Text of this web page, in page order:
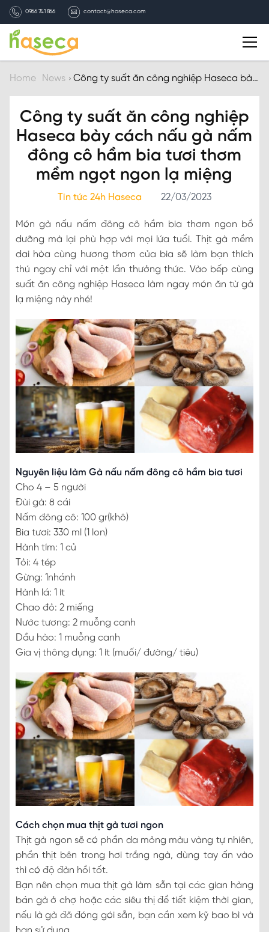
0966 741 866 contact@haseca.com
Introduction
Why Haseca
Services
HASECA news
Contact
Home News
Công ty suất ăn công nghiệp Haseca bày
Công ty suất ăn công nghiệp
Haseca bày cách nấu gà nấm
đông cô hầm bia tươi thơm
mềm ngọt ngon lạ miệng
Tin tức 24h Haseca 22/03/2023
Món gà nấu nấm đông cô hầm bia thơm ngon bổ
dưỡng mà lại phù hợp với mọi lứa tuổi. Thịt gà mềm
dai hòa cùng hương thơm của bia sẽ làm bạn thích
thú ngay chỉ với một lần thưởng thức. Vào bếp cùng
suất ăn công nghiệp Haseca làm ngay món ăn từ gà
lạ miệng này nhé!
Nguyên liệu làm Gà nấu nấm đông cô hầm bia tươi
Cho 4 – 5 người
Đùi gà: 8 cái
Nấm đông cô: 100 gr(khô)
Bia tươi: 330 ml (1 lon)
Hành tím: 1 củ
Tỏi: 4 tép
Gừng: 1nhánh
Hành lá: 1 ít
Chao đỏ: 2 miếng
Nước tương: 2 muỗng canh
Dầu hào: 1 muỗng canh
Gia vị thông dụng: 1 ít (muối/ đường/ tiêu)
Cách chọn mua thịt gà tươi ngon
Thịt gà ngon sẽ có phần da mỏng màu vàng tự nhiên,
phần thịt bên trong hơi trắng ngà, dùng tay ấn vào
thì có độ đàn hồi tốt.
Bạn nên chọn mua thịt gà làm sẵn tại các gian hàng
bán gà ở chợ hoặc các siêu thị để tiết kiệm thời gian,
nếu là gà đã đóng gói sẵn, bạn cần xem kỹ bao bì và